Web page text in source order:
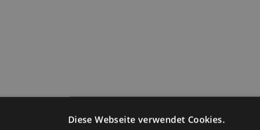
Diese Webseite verwendet Cookies.